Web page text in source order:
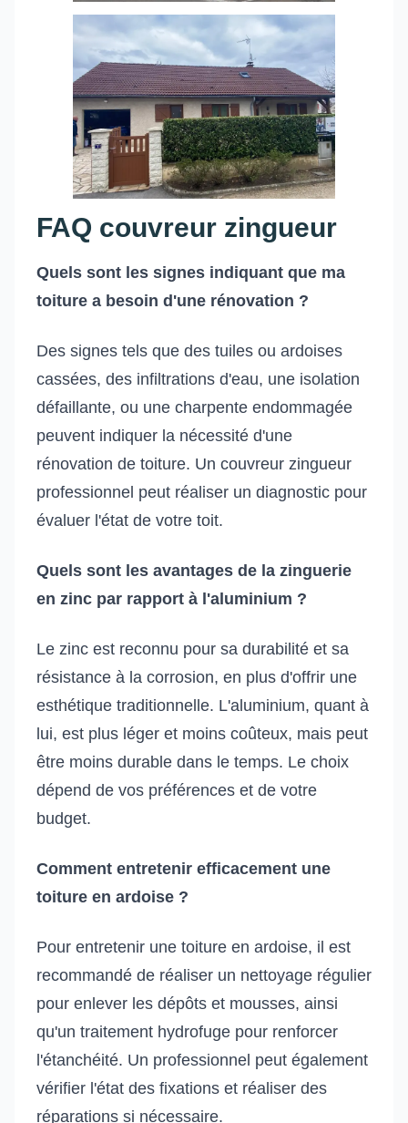
FAQ couvreur zingueur
Quels sont les signes indiquant que ma
toiture a besoin d'une rénovation ?
Des signes tels que des tuiles ou ardoises
cassées, des infiltrations d'eau, une isolation
défaillante, ou une charpente endommagée
peuvent indiquer la nécessité d'une
rénovation de toiture. Un couvreur zingueur
professionnel peut réaliser un diagnostic pour
évaluer l'état de votre toit.
Quels sont les avantages de la zinguerie
en zinc par rapport à l'aluminium ?
Le zinc est reconnu pour sa durabilité et sa
résistance à la corrosion, en plus d'offrir une
esthétique traditionnelle. L'aluminium, quant à
lui, est plus léger et moins coûteux, mais peut
être moins durable dans le temps. Le choix
dépend de vos préférences et de votre
budget.
Comment entretenir efficacement une
toiture en ardoise ?
Pour entretenir une toiture en ardoise, il est
recommandé de réaliser un nettoyage régulier
pour enlever les dépôts et mousses, ainsi
qu'un traitement hydrofuge pour renforcer
l'étanchéité. Un professionnel peut également
vérifier l'état des fixations et réaliser des
réparations si nécessaire.